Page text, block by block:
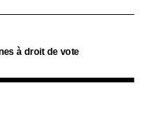
à droit de vote